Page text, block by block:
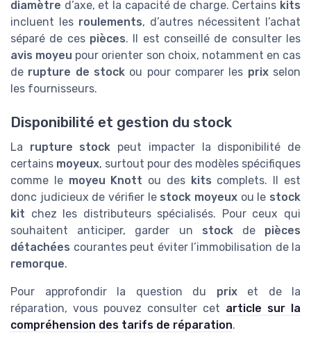
diamètre d’axe, et la capacité de charge. Certains kits
incluent les roulements, d’autres nécessitent l’achat
séparé de ces pièces. Il est conseillé de consulter les
avis moyeu pour orienter son choix, notamment en cas
de rupture de stock ou pour comparer les prixselon
les fournisseurs.
Disponibilité et gestion du stock
La rupture stock peut impacter la disponibilité de
certains moyeux, surtout pour des modèles spécifiques
comme le moyeu Knott ou des kits complets. Il est
donc judicieux de vérifier le stock moyeux ou le stock
kit chez les distributeurs spécialisés. Pour ceux qui
souhaitent anticiper, garder un stockde pièces
détachées courantes peut éviter l’immobilisation de la
remorque.
Pour approfondir la question du prixet de la
réparation, vous pouvez consulter cet article sur la
compréhension des tarifs de réparation.